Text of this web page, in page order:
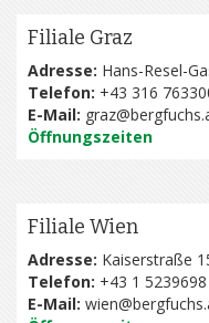
Filiale Graz
Adresse: Hans-Resel-
Telefon: +43 316
E-Mail:
Öffnungszeiten
Filiale Wien
Adresse: Kaiserstraße
Telefon: +43 1 5239698
E-Mail: